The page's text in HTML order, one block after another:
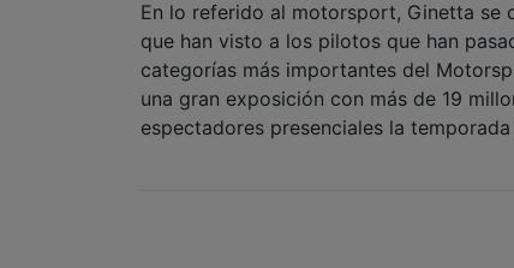
En lo referido al motorsport, Ginetta se
que han visto a los pilotos que han
categorías más importantes del
una gran exposición con más de 19
espectadores presenciales la temporada